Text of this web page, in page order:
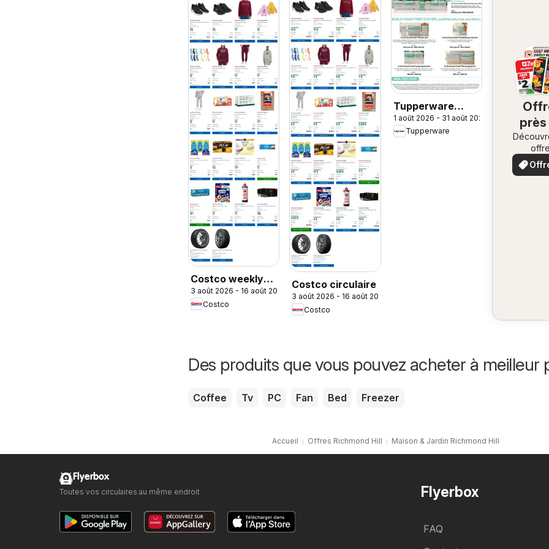
Costco weekly
flyer
3 août 2026 - 16 août 2026
Costco
Costco circulaire
3 août 2026 - 16 août 2026
Costco
Tupperware
weekly flyer
1 août 2026 - 31 août 2026
Tupperware
près
Des produits que vous pouvez acheter à meilleur
Coffee Tv PC Fan Bed Freezer
Accueil Offres Richmond Hill Maison & Jardin Richmond Hill
Flyerbox
FAQ
Flyerbox
Toutes vos circulaires au même endroit